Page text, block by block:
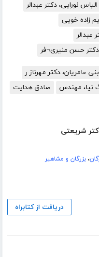
نورایی، دکتر عبدالر
زاده خویی
عبدالر
حسن منیری¬فر
عامریان، دکتر مهرناز ر
نیا، مهندس
صادق هدایت
شریعتی
،بزرگان و مشاهیر
دریافت از کتابراه